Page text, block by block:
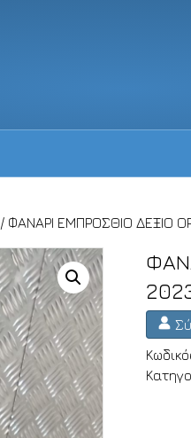
/ ΦΑΝΑΡΙ ΕΜΠΡΟΣΘΙΟ ΔΕΞΙΟ